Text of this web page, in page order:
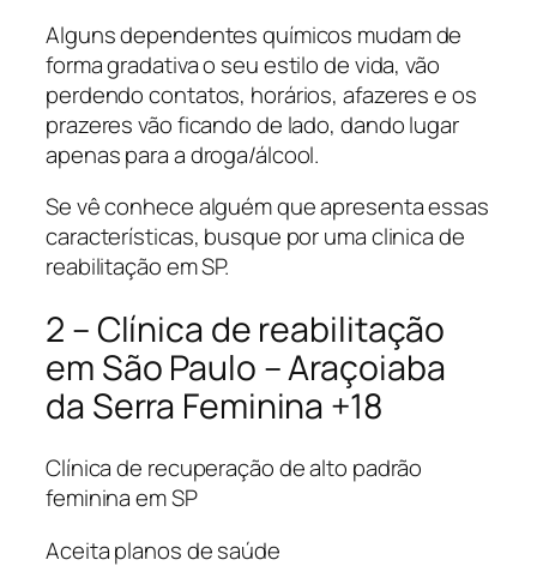
Alguns dependentes químicos mudam de
forma gradativa o seu estilo de vida, vão
perdendo contatos, horários, afazeres e os
prazeres vão ficando de lado, dando lugar
apenas para a droga/álcool.
Se vê conhece alguém que apresenta essas
características, busque por uma clinica de
reabilitação em SP.
2 – Clínica de reabilitação
em São Paulo – Araçoiaba
da Serra Feminina +18
Clínica de recuperação de alto padrão
feminina em SP
Aceita planos de saúde